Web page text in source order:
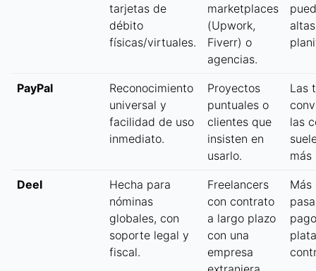
tarjetas de
débito
físicas/virtuales.
marketplaces
(Upwork,
Fiverr) o
agencias.
PayPal
Reconocimiento
universal y
facilidad de uso
inmediato.
Proyectos
puntuales o
clientes que
insisten en
usarlo.
Las
las
más
Deel
Hecha para
nóminas
globales, con
soporte legal y
fiscal.
Freelancers
con contrato
a largo plazo
con una
empresa
Más